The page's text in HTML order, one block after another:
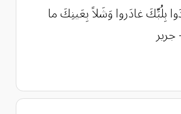
بِلُبِّكَ غادَروا وَشَلاً بِعَينِكَ ما